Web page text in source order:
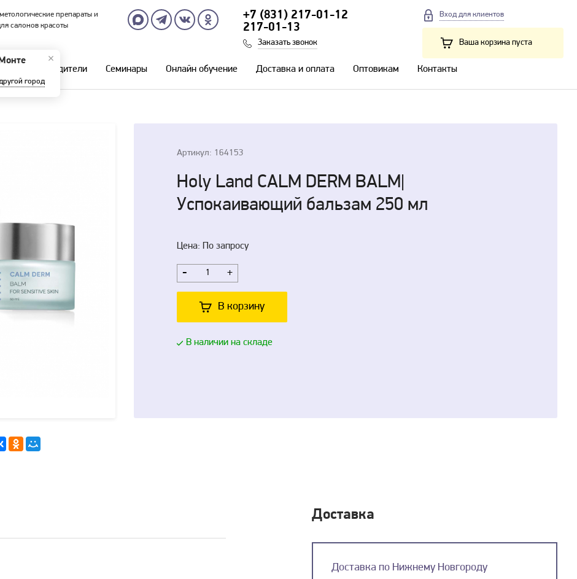
препараты и
салонов красоты
город
+7 (831) 217-01-12
217-01-13
Заказать звонок
Вход для клиентов
Ваша корзина пуста
Производители Семинары Онлайн обучение Доставка и оплата Оптовикам Контакты
Артикул: 164153
Holy Land CALM DERM BALM|
Успокаивающий бальзам 250 мл
Цена: По запросу
- +
В корзину
В наличии на складе
Доставка
Доставка по Нижнему Новгороду